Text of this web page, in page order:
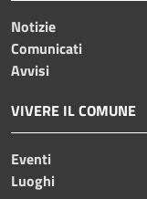
Notizie
Comunicati
Avvisi
VIVERE IL COMUNE
Eventi
Luoghi